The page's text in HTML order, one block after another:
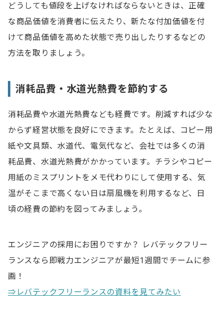
どうしても値段を上げなければならないときは、正確
な商品価値を消費者に伝えたり、新たな付加価値を付
けて商品価値を高めた状態で売り出したりするなどの
方法を取りましょう。
消耗品費・水道光熱費を節約する
消耗品費や水道光熱費なども経費です。削減すれば少な
からず経営状態を良好にできます。たとえば、コピー用
紙や文具類、水道代、電気代など、会社では多くの消
耗品費、水道光熱費がかかっています。チラシやコピー
用紙のミスプリントをメモ代わりにして使用する、気
温がそこまで高くない日は扇風機を利用するなど、日
頃の経費の節約を図ってみましょう。
エンジニアの採用にお困りですか？ レバテックフリー
ランスなら即戦力エンジニアが最短1週間でチームに参
画！
⇒レバテックフリーランスの資料を見てみたい